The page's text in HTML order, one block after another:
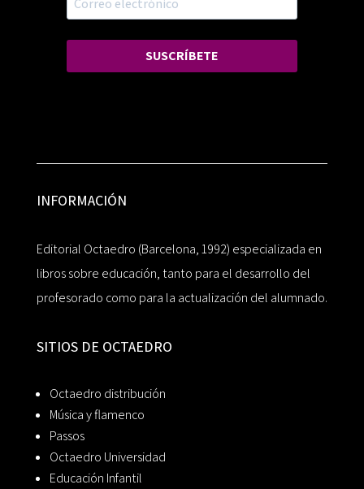
SUSCRÍBETE
INFORMACIÓN
Editorial Octaedro (Barcelona, 1992) especializada en
libros sobre educación, tanto para el desarrollo del
profesorado como para la actualización del alumnado.
SITIOS DE OCTAEDRO
Octaedro distribución
Música y flamenco
Passos
Octaedro Universidad
Educación Infantil